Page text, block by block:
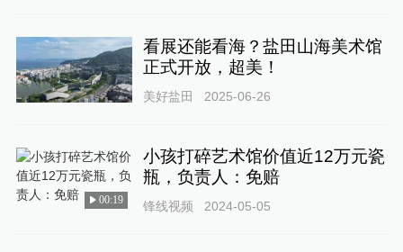
看展还能看海？盐田山海美术馆
正式开放，超美！
美好盐田 2025-06-26
00:19
小孩打碎艺术馆价值近12万元瓷
瓶，负责人：免赔
锋线视频 2024-05-05